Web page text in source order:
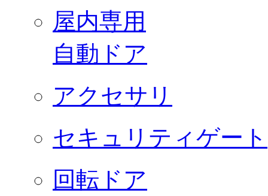
屋内専用
自動ドア
アクセサリ
セキュリティゲート
回転ドア